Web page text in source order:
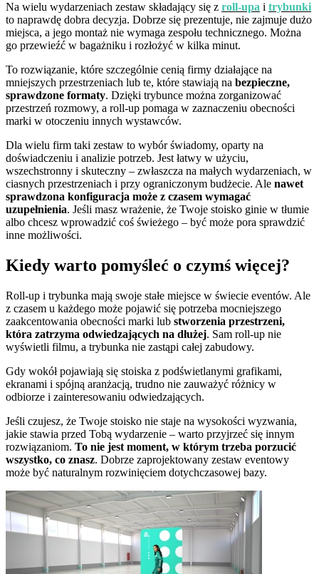
Na wielu wydarzeniach zestaw składający się z roll-upa i trybunki
to naprawdę dobra decyzja. Dobrze się prezentuje, nie zajmuje dużo
miejsca, a jego montaż nie wymaga zespołu technicznego. Można
go przewieźć w bagażniku i rozłożyć w kilka minut.
To rozwiązanie, które szczególnie cenią firmy działające na
mniejszych przestrzeniach lub te, które stawiają na bezpieczne,
sprawdzone formaty. Dzięki trybunce można zorganizować
przestrzeń rozmowy, a roll-up pomaga w zaznaczeniu obecności
marki w otoczeniu innych wystawców.
Dla wielu firm taki zestaw to wybór świadomy, oparty na
doświadczeniu i analizie potrzeb. Jest łatwy w użyciu,
wszechstronny i skuteczny – zwłaszcza na małych wydarzeniach, w
ciasnych przestrzeniach i przy ograniczonym budżecie. Ale nawet
sprawdzona konfiguracja może z czasem wymagać
uzupełnienia. Jeśli masz wrażenie, że Twoje stoisko ginie w tłumie
albo chcesz wprowadzić coś świeżego – być może pora sprawdzić
inne możliwości.
Kiedy warto pomyśleć o czymś więcej?
Roll-up i trybunka mają swoje stałe miejsce w świecie eventów. Ale
z czasem u każdego może pojawić się potrzeba mocniejszego
zaakcentowania obecności marki lub stworzenia przestrzeni,
która zatrzyma odwiedzających na dłużej. Sam roll-up nie
wyświetli filmu, a trybunka nie zastąpi całej zabudowy.
Gdy wokół pojawiają się stoiska z podświetlanymi grafikami,
ekranami i spójną aranżacją, trudno nie zauważyć różnicy w
odbiorze i zainteresowaniu odwiedzających.
Jeśli czujesz, że Twoje stoisko nie staje na wysokości wyzwania,
jakie stawia przed Tobą wydarzenie – warto przyjrzeć się innym
rozwiązaniom. To nie jest moment, w którym trzeba porzucić
wszystko, co znasz. Dobrze zaprojektowany zestaw eventowy
może być naturalnym rozwinięciem dotychczasowej bazy.